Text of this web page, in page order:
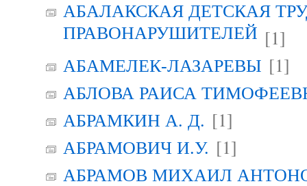
АБАЛАКСКАЯ ДЕТСКАЯ
ПРАВОНАРУШИТЕЛЕЙ [1]
АБАМЕЛЕК-ЛАЗАРЕВЫ [1]
АБЛОВА РАИСА
АБРАМКИН А. Д. [1]
АБРАМОВИЧ И.У. [1]
АБРАМОВ МИХАИЛ